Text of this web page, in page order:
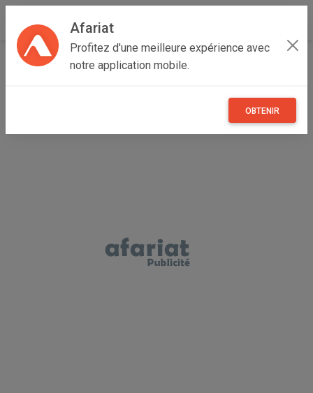
Afariat
Profitez d'une meilleure expérience avec
notre application mobile.
OBTENIR
Accueil Recherche Grand Tunis